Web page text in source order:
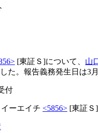
[東証Ｓ]について、 山
た。報告義務発生日は3月
付
ーエイチ <5856> [東証Ｓ]